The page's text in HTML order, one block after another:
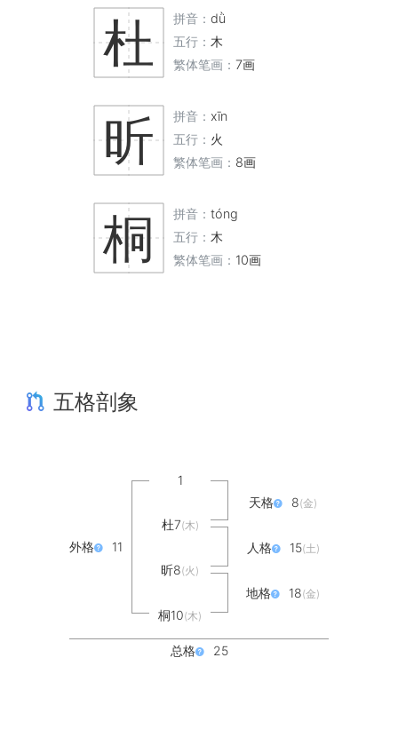
杜 拼音： dǜ
五行： 木
繁体笔画： 7画
昕 拼音： xīn
五行： 火
繁体笔画： 8画
桐 拼音： tóng
五行： 木
繁体笔画： 10画
五格剖象
外格 11
1
杜7(木)
昕8(火)
桐10(木)
天格 8(金)
人格 15(土)
地格 18(金)
总格 25